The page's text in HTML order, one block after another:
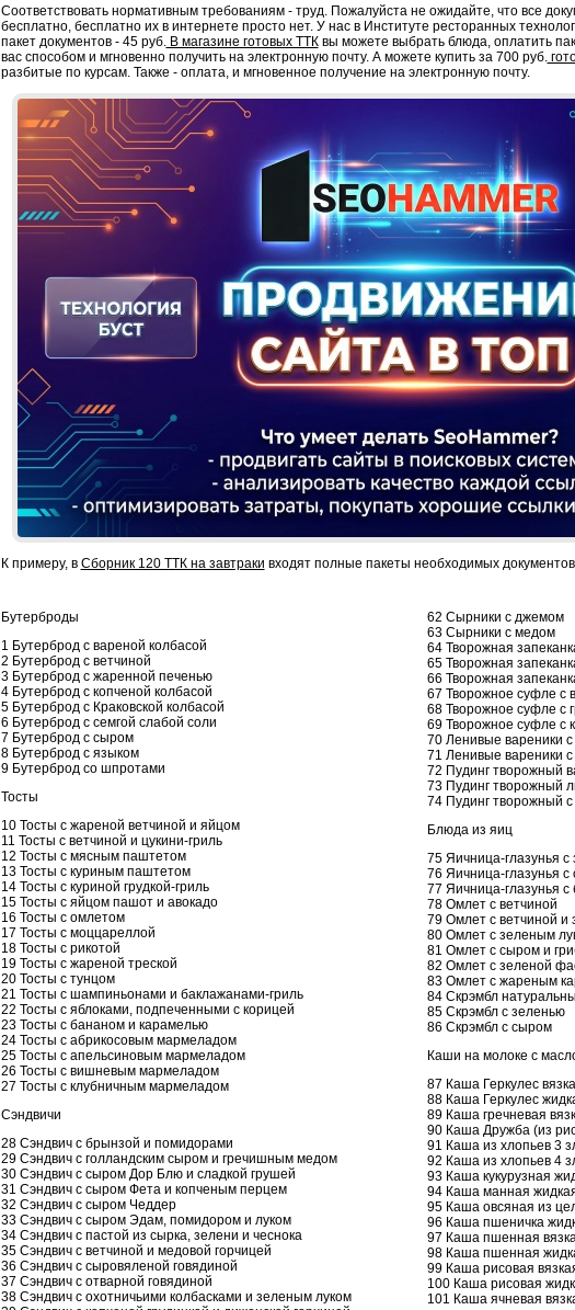
Соответствовать нормативным требованиям - труд. Пожалуйста не ожидайте, что все
бесплатно, бесплатно их в интернете просто нет. У нас в Институте ресторанных
пакет документов - 45 руб. В магазине готовых ТТКвы можете выбрать блюда, оплатить
вас способом и мгновенно получить на электронную почту. А можете купить за 700 руб.
разбитые по курсам. Также - оплата, и мгновенное получение на электронную почту.
К примеру, в Сборник 120 ТТК на завтраки входят полные пакеты необходимых
Бутерброды
1 Бутерброд с вареной колбасой
2 Бутерброд с ветчиной
3 Бутерброд с жаренной печенью
4 Бутерброд с копченой колбасой
5 Бутерброд с Краковской колбасой
6 Бутерброд с семгой слабой соли
7 Бутерброд с сыром
8 Бутерброд с языком
9 Бутерброд со шпротами
Тосты
10 Тосты с жареной ветчиной и яйцом
11 Тосты с ветчиной и цукини-гриль
12 Тосты с мясным паштетом
13 Тосты с куриным паштетом
14 Тосты с куриной грудкой-гриль
15 Тосты с яйцом пашот и авокадо
16 Тосты с омлетом
17 Тосты с моццареллой
18 Тосты с рикотой
19 Тосты с жареной треской
20 Тосты с тунцом
21 Тосты с шампиньонами и баклажанами-гриль
22 Тосты с яблоками, подпеченными с корицей
23 Тосты с бананом и карамелью
24 Тосты с абрикосовым мармеладом
25 Тосты с апельсиновым мармеладом
26 Тосты с вишневым мармеладом
27 Тосты с клубничным мармеладом
Сэндвичи
28 Сэндвич с брынзой и помидорами
29 Сэндвич с голландским сыром и гречишным медом
30 Сэндвич с сыром Дор Блю и сладкой грушей
31 Сэндвич с сыром Фета и копченым перцем
32 Сэндвич с сыром Чеддер
33 Сэндвич с сыром Эдам, помидором и луком
34 Сэндвич с пастой из сырка, зелени и чеснока
35 Сэндвич с ветчиной и медовой горчицей
36 Сэндвич с сыровяленой говядиной
37 Сэндвич с отварной говядиной
38 Сэндвич с охотничьими колбасками и зеленым луком
62 Сырники с джемом
63 Сырники с медом
64 Творожная
65 Творожная
66 Творожная
67 Творожное суфле с
68 Творожное суфле с
69 Творожное суфле с
70 Ленивые вареники
71 Ленивые вареники
72 Пудинг творожный
73 Пудинг творожный
74 Пудинг творожный
Блюда из яиц
75 Яичница-глазунья с
76 Яичница-глазунья с
77 Яичница-глазунья с
78 Омлет с ветчиной
79 Омлет с ветчиной и
80 Омлет с зеленым
81 Омлет с сыром и
82 Омлет с зеленой
83 Омлет с жареным
84 Скрэмбл
85 Скрэмбл с зеленью
86 Скрэмбл с сыром
Каши на молоке с
87 Каша Геркулес
88 Каша Геркулес
89 Каша гречневая
90 Каша Дружба (из
91 Каша из хлопьев 3
92 Каша из хлопьев 4
93 Каша кукурузная
94 Каша манная
95 Каша овсяная из
96 Каша пшеничка
97 Каша пшенная
98 Каша пшенная
99 Каша рисовая
100 Каша рисовая
101 Каша ячневая